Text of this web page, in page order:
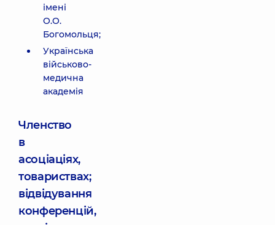
імені
О.О.
Богомольця;
Українська
військово-
медична
академія
Членство
в
асоціаціях,
товариствах;
відвідування
конференцій,